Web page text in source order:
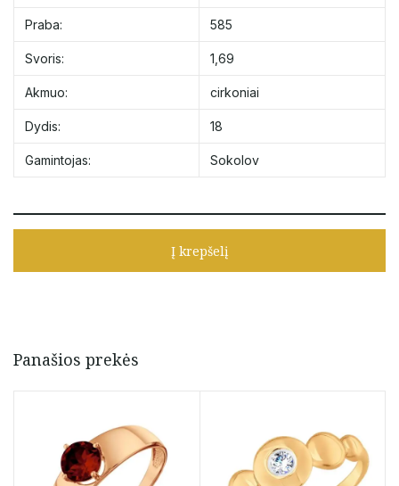
Praba: 585
Svoris: 1,69
Akmuo: cirkoniai
Dydis: 18
Gamintojas: Sokolov
Į krepšelį
Panašios prekės